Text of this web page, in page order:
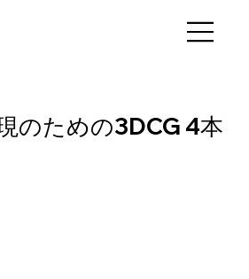
のための3DCG 4本